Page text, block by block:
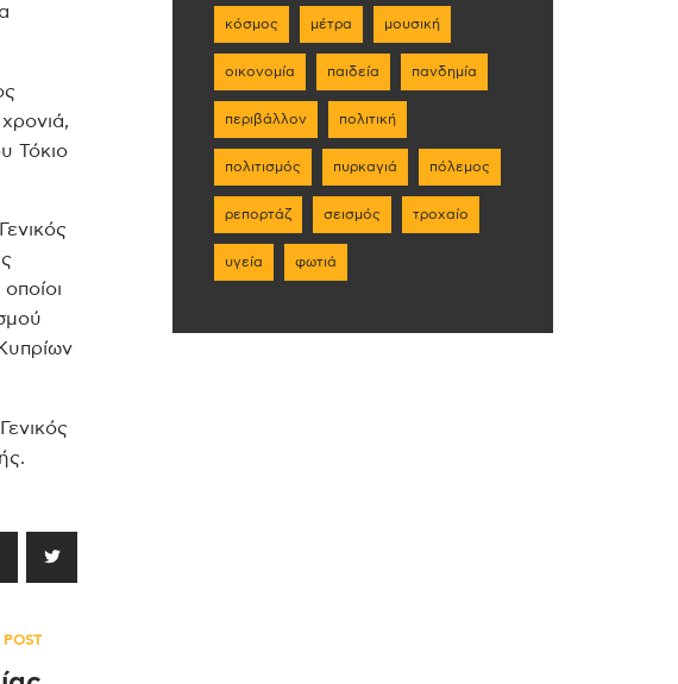
Τόκιο
POST
κόσμος μέτρα μουσική
οικονομία παιδεία πανδημία
περιβάλλον πολιτική
πολιτισμός πυρκαγιά πόλεμος
ρεπορτάζ σεισμός τροχαίο
υγεία φωτιά